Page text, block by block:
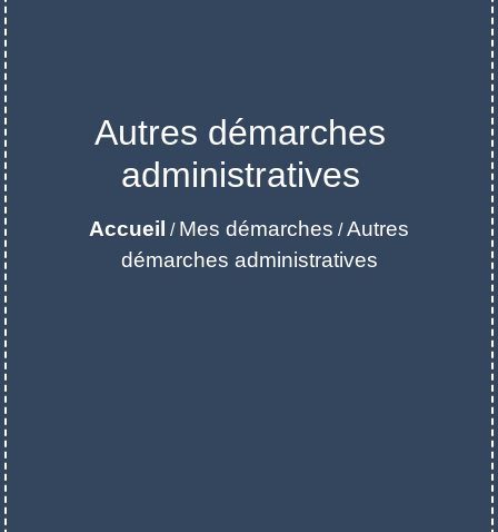
Autres démarches
administratives
Accueil / Mes démarches /Autres
démarches administratives